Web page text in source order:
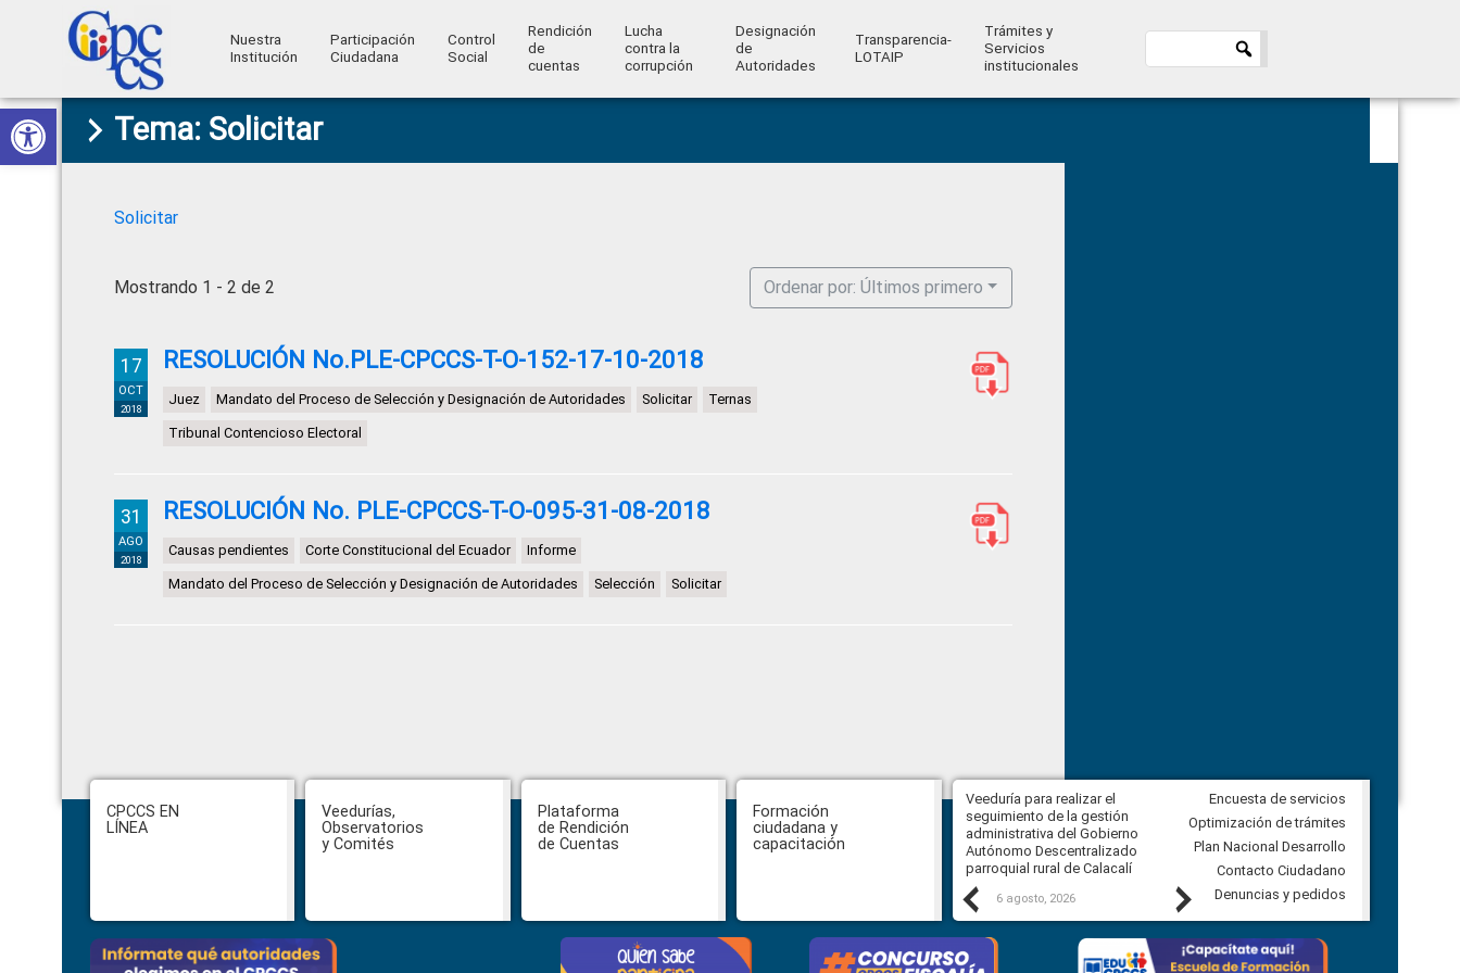
Abrir barra de herramientas
Skip
to
primary
Skip
to
main
Skip
to
primary
Skip
to
footer
Consejo
de
Ciudadana
Control
Construyendo
Poder
Ciudadano
Nuestra
Institución
Participación
Ciudadana
Control
Social
Rendición
de
cuentas
Lucha
contra la
corrupción
Designación
de
Autoridades
Transparencia-
LOTAIP
Trámites y
Servicios
institucionales
Tema: Solicitar
Solicitar
Mostrando 1 - 2 de 2 Ordenar por: Últimos primero
17
OCT
2018
RESOLUCIÓN No.PLE-CPCCS-T-O-152-17-10-2018
Juez Mandato del Proceso de Selección y Designación de Autoridades Solicitar Ternas
Tribunal Contencioso Electoral
31
AGO
2018
RESOLUCIÓN No. PLE-CPCCS-T-O-095-31-08-2018
Causas pendientes Corte Constitucional del Ecuador Informe
Mandato del Proceso de Selección y Designación de Autoridades Selección Solicitar
Footer
CPCCS EN
LÍNEA
Veedurías,
Observatorios
y Comités
Plataforma
de Rendición
de Cuentas
Formación
ciudadana y
capacitación
Previous
Hasta el 31 de julio se podrán
presentar impugnaciones en
contra de los postulantes al
concurso para designar Fiscal
Veeduría para realizar el
seguimiento de la gestión
administrativa del Gobierno
Autónomo Descentralizado
parroquial rural de Calacalí
6 agosto, 2026
Veeduría para vigilar los acuerdos,
derivados de la Audiencia Pública
comunidad Urbina, parroquia la
Carolina
5 agosto, 2026
Next
Encuesta de servicios
Optimización de trámites
Plan Nacional Desarrollo
Contacto Ciudadano
Denuncias y pedidos